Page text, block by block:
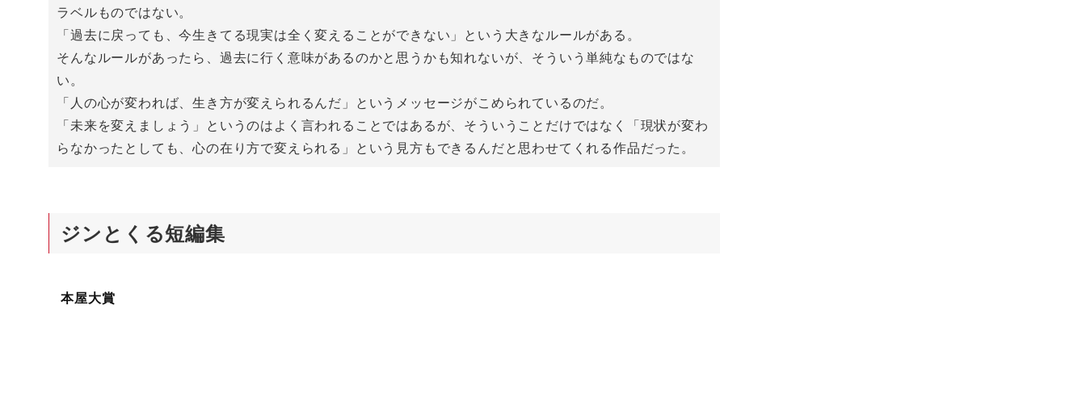
ラベルものではない。
「過去に戻っても、今生きてる現実は全く変えることができない」という大きなルールがある。
そんなルールがあったら、過去に行く意味があるのかと思うかも知れないが、そういう単純なものではな
い。
「人の心が変われば、生き方が変えられるんだ」というメッセージがこめられているのだ。
「未来を変えましょう」というのはよく言われることではあるが、そういうことだけではなく「現状が変わ
らなかったとしても、心の在り方で変えられる」という見方もできるんだと思わせてくれる作品だった。
ジンとくる短編集
本屋大賞